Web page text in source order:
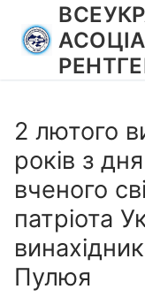
вмісту
2 лютого
років з
вченого
патріота
Пулюя